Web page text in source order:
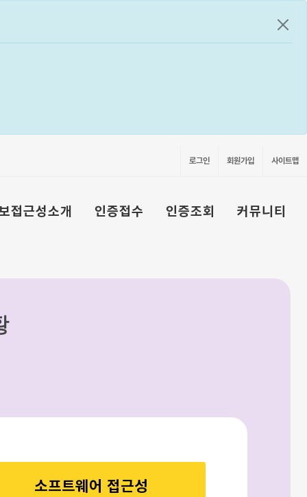
공지
로그인 회원가입 사이트맵
접근성소개 인증접수 인증조회 커뮤니티
소프트웨어 접근성